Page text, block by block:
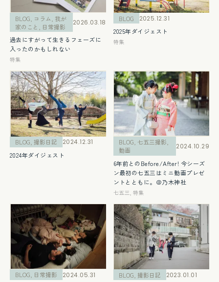
BLOG コラム 我が
家のこと
日常撮影 2026.03.18
過去にすがって生きるフェーズに
入ったのかもしれない
特集
BLOG
2025.12.31
2025年ダイジェスト
特集
BLOG, 撮影日記
2024.12.31
2024年ダイジェスト
BLOG, 七五三撮影,
動画
2024.10.29
6年前とのBefore/After! 今シーズ
ン最初の七五三はミニ動画プレゼ
ントとともに。＠乃木神社
七五三 特集
BLOG, 日常撮影
2024.05.31
BLOG 撮影日記
2023.01.01